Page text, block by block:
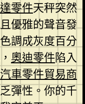
零件天秤突然
優雅的聲音發
調成灰度百分
奧迪零件陷入
汽車零件貿易商
彈性。你的千